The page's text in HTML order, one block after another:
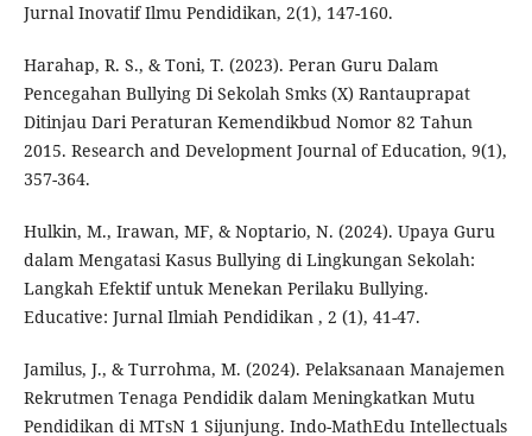
Jurnal Inovatif Ilmu Pendidikan, 2(1), 147-160.
Harahap, R. S., & Toni, T. (2023). Peran Guru Dalam
Pencegahan Bullying Di Sekolah Smks (X) Rantauprapat
Ditinjau Dari Peraturan Kemendikbud Nomor 82 Tahun
2015. Research and Development Journal of Education, 9(1),
357-364.
Hulkin, M., Irawan, MF, & Noptario, N. (2024). Upaya Guru
dalam Mengatasi Kasus Bullying di Lingkungan Sekolah:
Langkah Efektif untuk Menekan Perilaku Bullying.
Educative: Jurnal Ilmiah Pendidikan , 2 (1), 41-47.
Jamilus, J., & Turrohma, M. (2024). Pelaksanaan Manajemen
Rekrutmen Tenaga Pendidik dalam Meningkatkan Mutu
Pendidikan di MTsN 1 Sijunjung. Indo-MathEdu Intellectuals